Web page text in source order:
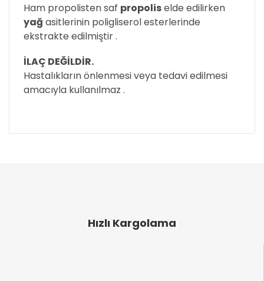
Ham propolisten saf propoliselde edilirken
yağ asitlerinin poligliserol esterlerinde
ekstrakte edilmiştir .
İLAÇ DEĞİLDİR.
Hastalıkların önlenmesi veya tedavi edilmesi
amacıyla kullanılmaz .
Bu ürünün fiyat bilgisi, resim, ürün açıklamalarında
Ürün bilgilerinde hatalar bulunuyor.
Hızlı Kargolama